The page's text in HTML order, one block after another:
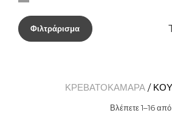
ΚΡΕΒΑΤΟΚΑΜΑΡΑ/
Βλέπετε 1–16
Φιλτράρισμα